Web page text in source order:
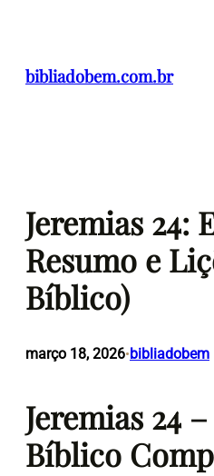
conteúdo
bibliadobem.com.br
Jeremias 24:
Resumo e
Bíblico)
março 18, 2026•bibliadobem
Jeremias 24
Bíblico